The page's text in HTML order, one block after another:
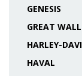
GENESIS
GREAT WALL
HARLEY-
HAVAL